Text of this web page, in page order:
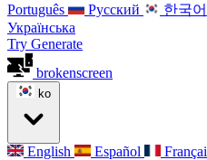
Português
Русский 한국어
Українська
Try Generate
brokenscreen
ko
English Español